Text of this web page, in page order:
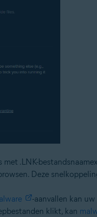
.LNK-
Deze
-aanvallen kan
klikt, kan